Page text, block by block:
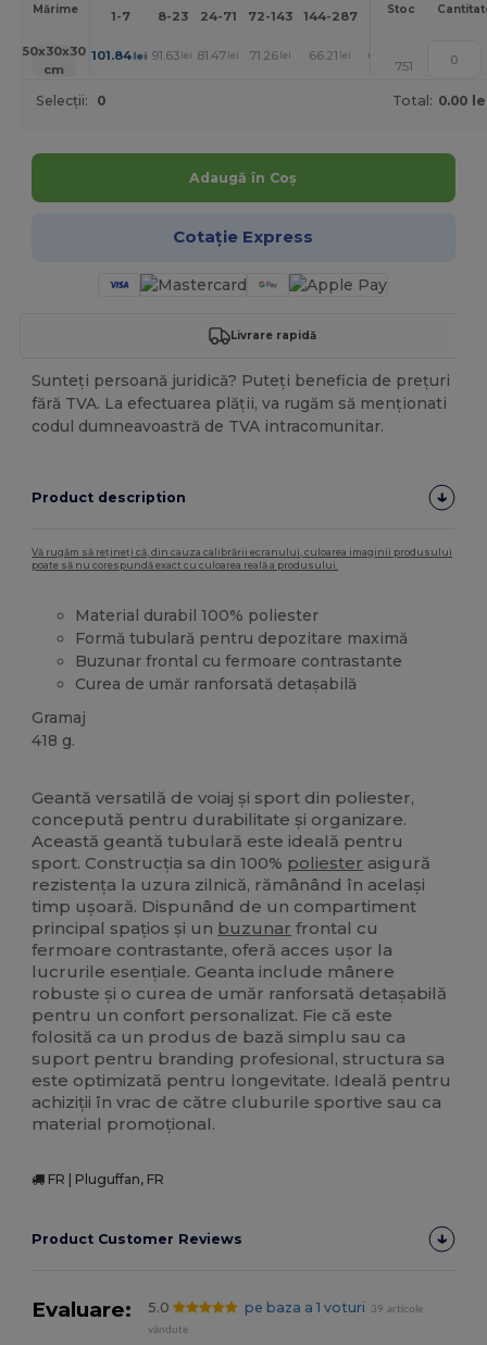
Mărime 1-7 8-23 24-71 72-143 144-287 288 +
Mai
Stoc
50x30x30
cm
101.84lei 91.63 lei 81.47 lei 71.26 lei 66.21 lei 61.10
751
Selecții: 0 Total: 0.00
Adaugă în Coș
Cotație Express
Livrare rapidă
Sunteți persoană juridică? Puteți beneficia de prețuri
fără TVA. La efectuarea plății, va rugăm să menționati
codul dumneavoastră de TVA intracomunitar.
Product description
Vă rugăm să rețineți că, din cauza calibrării ecranului, culoarea imaginii produsului
poate să nu corespundă exact cu culoarea reală a produsului.
Material durabil 100% poliester
Formă tubulară pentru depozitare maximă
Buzunar frontal cu fermoare contrastante
Curea de umăr ranforsată detașabilă
Gramaj
418 g.
Geantă versatilă de voiaj și sport din poliester,
concepută pentru durabilitate și organizare.
Această geantă tubulară este ideală pentru
sport. Construcția sa din 100% poliester asigură
rezistența la uzura zilnică, rămânând în același
timp ușoară. Dispunând de un compartiment
principal spațios și un buzunar frontal cu
fermoare contrastante, oferă acces ușor la
lucrurile esențiale. Geanta include mânere
robuste și o curea de umăr ranforsată detașabilă
pentru un confort personalizat. Fie că este
folosită ca un produs de bază simplu sau ca
suport pentru branding profesional, structura sa
este optimizată pentru longevitate. Ideală pentru
achiziții în vrac de către cluburile sportive sau ca
material promoțional.
FR | Pluguffan, FR
Product Customer Reviews
Evaluare: 5.0 pe baza a 1 voturi
39 articole
vândute